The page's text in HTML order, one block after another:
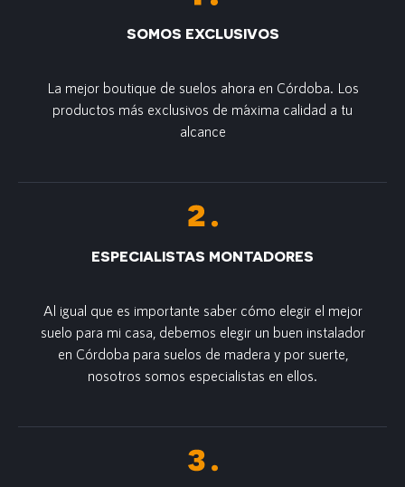
SOMOS EXCLUSIVOS
La mejor boutique de suelos ahora en Córdoba. Los
productos más exclusivos de m´axima calidad a tu
alcance
ESPECIALISTAS MONTADORES
Al igual que es importante saber cómo elegir el mejor
suelo para mi casa, debemos elegir un buen instalador
en Córdoba para suelos de madera y por suerte,
nosotros somos especialistas en ellos.